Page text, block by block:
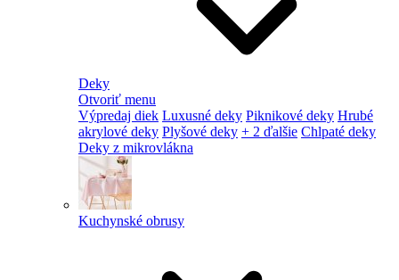
Deky
Otvoriť menu
Výpredaj diek Luxusné deky Piknikové deky Hrubé
akrylové deky Plyšové deky + 2 ďalšie Chlpaté deky
Deky z mikrovlákna
Kuchynské obrusy